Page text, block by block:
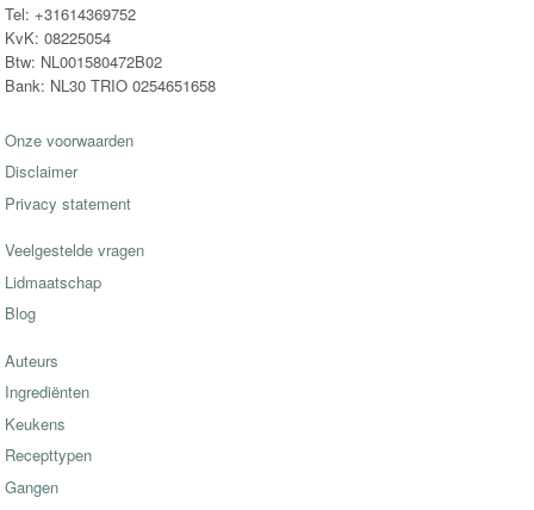
Tel: +31614369752
KvK: 08225054
Btw: NL001580472B02
Bank: NL30 TRIO 0254651658
Onze voorwaarden
Disclaimer
Privacy statement
Veelgestelde vragen
Lidmaatschap
Blog
Auteurs
Ingrediënten
Keukens
Recepttypen
Gangen